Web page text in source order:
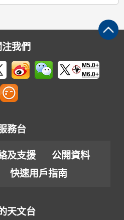
注我們
M5.0+
M6.0+
務台
及支援
公開資料
快速用戶指南
天文台